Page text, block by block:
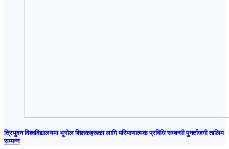
त्रिभुवन विश्वविद्यालयमा भूगोल शिक्षकहरूका लागि परिमाणात्मक प्रविधि सम्बन्धी पुनर्ताजगी तालिम
सम्पन्न